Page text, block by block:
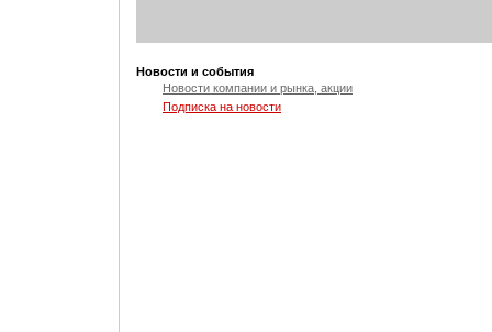
Новости и события
Новости компании и рынка, акции
Подписка на новости